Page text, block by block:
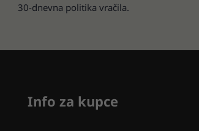
30-dnevna politika vračila.
Info za kupce